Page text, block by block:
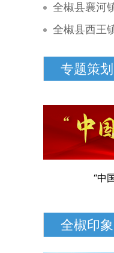
全椒县襄河镇城南社区
全椒县西王
专题策划
“中国好人”故事汇
全椒印象